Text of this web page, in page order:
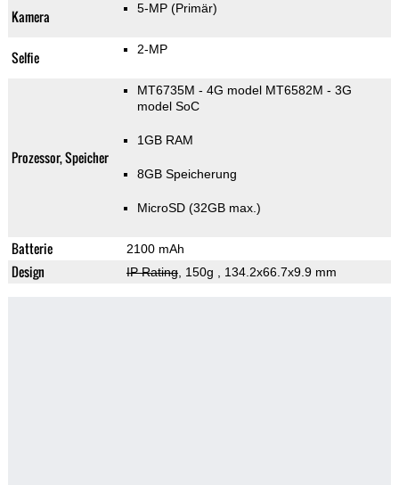
Kamera 5-MP (Primär)
Selfie 2-MP
Prozessor, Speicher
MT6735M - 4G model MT6582M - 3G
model SoC
1GB RAM
8GB Speicherung
MicroSD (32GB max.)
Batterie 2100 mAh
Design IP Rating, 150g , 134.2x66.7x9.9 mm